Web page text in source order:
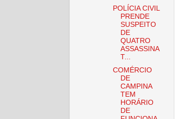
POLÍCIA CIVIL
PRENDE
SUSPEITO
DE
QUATRO
ASSASSINA
T...
COMÉRCIO
DE
CAMPINA
TEM
HORÁRIO
DE